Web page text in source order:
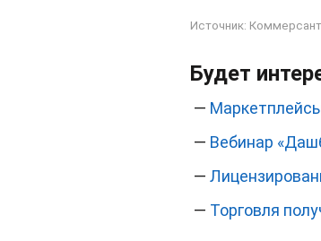
Источник:
Будет
—
— Вебинар
—
— Торговля